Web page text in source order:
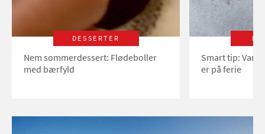
DESSERTER
Nem sommerdessert: Flødeboller
med bærfyld
Smart tip:
er på ferie